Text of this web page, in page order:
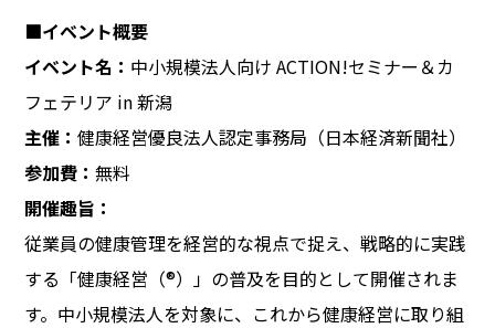
■イベント概要
イベント名： 中小規模法人向け ACTION!セミナー＆カ
フェテリア in 新潟
主催：健康経営優良法人認定事務局（日本経済新聞社）
参加費：無料
開催趣旨：
従業員の健康管理を経営的な視点で捉え、戦略的に実践
する「健康経営（®）」の普及を目的として開催されま
す。中小規模法人を対象に、これから健康経営に取り組